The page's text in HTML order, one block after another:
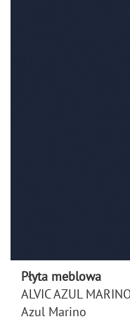
Płyta meblowa
ALVIC AZUL
Azul Marino